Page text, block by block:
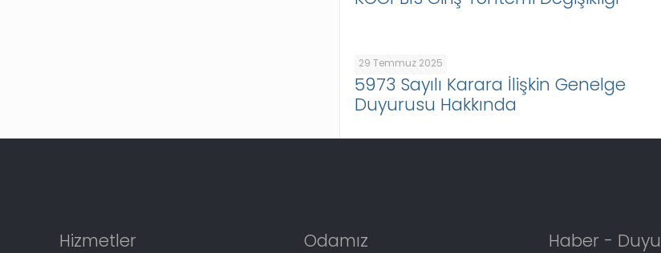
29 Temmuz 2025
5973 Sayılı Karara İlişkin Genelge
Duyurusu Hakkında
Hizmetler Odamız Haber -